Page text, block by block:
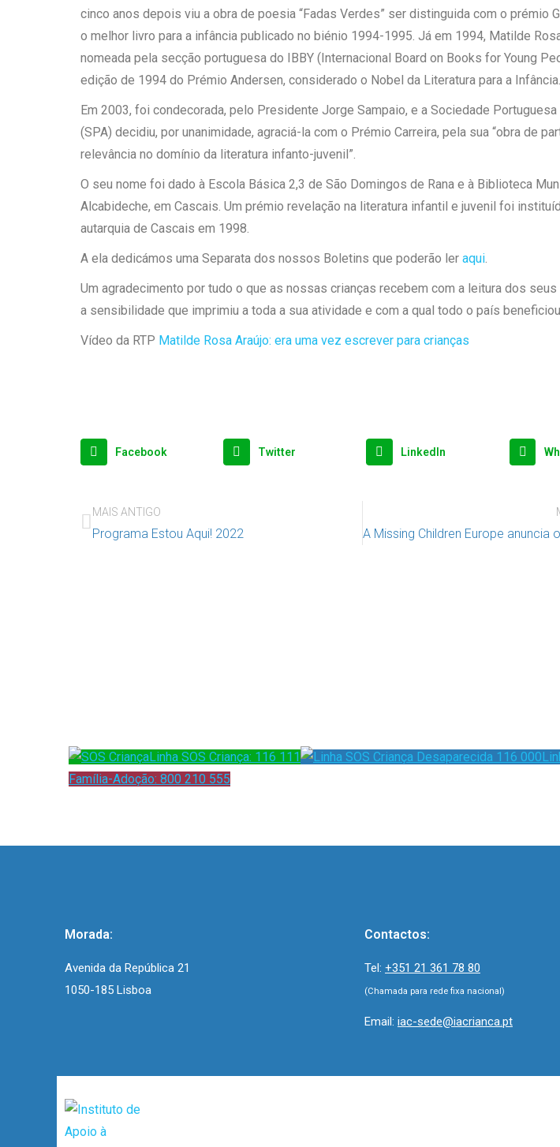
cinco anos depois viu a obra de poesia “Fadas Verdes” ser distinguida com o prémio
o melhor livro para a infância publicado no biénio 1994-1995. Já em 1994, Matilde
nomeada pela secção portuguesa do IBBY (Internacional Board on Books for Young
edição de 1994 do Prémio Andersen, considerado o Nobel da Literatura para a Infância.
Em 2003, foi condecorada, pelo Presidente Jorge Sampaio, e a Sociedade
(SPA) decidiu, por unanimidade, agraciá-la com o Prémio Carreira, pela sua “obra de
relevância no domínio da literatura infanto-juvenil”.
O seu nome foi dado à Escola Básica 2,3 de São Domingos de Rana e à Biblioteca
Alcabideche, em Cascais. Um prémio revelação na literatura infantil e juvenil foi
autarquia de Cascais em 1998.
A ela dedicámos uma Separata dos nossos Boletins que poderão ler aqui.
Um agradecimento por tudo o que as nossas crianças recebem com a leitura dos
a sensibilidade que imprimiu a toda a sua atividade e com a qual todo o país
Vídeo da RTP Matilde Rosa Araújo: era uma vez escrever para crianças
Facebook Twitter LinkedIn
MAIS ANTIGO
Programa Estou Aqui! 2022
Linha SOS Criança: 116 111
Família-Adoção: 800 210 555
Morada:
Avenida da República 21
1050-185 Lisboa
Contactos:
Tel: +351 21 361 78 80
(Chamada para rede fixa nacional)
Email: iac-sede@iacrianca.pt